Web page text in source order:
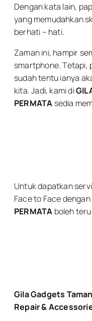
Dengan kata lain,
yang memudahkan
berhati – hati.
Zaman ini, hampir
smartphone. Tetapi,
sudah tentu ianya
kita. Jadi, kami di
PERMATAsedia
Untuk dapatkan
Face to Face dengan
PERMATA boleh
Gila Gadgets
Repair &